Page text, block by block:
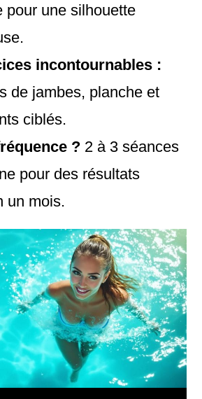
pour une silhouette
incontournables :
de jambes, planche et
ciblés.
? 2 à 3 séances
pour des résultats
un mois.